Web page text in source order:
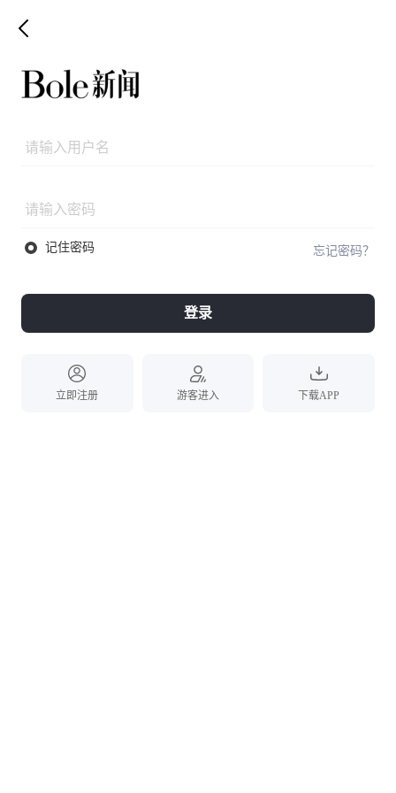
记住密码 忘记密码？
登录
立即注册 游客进入 下载APP